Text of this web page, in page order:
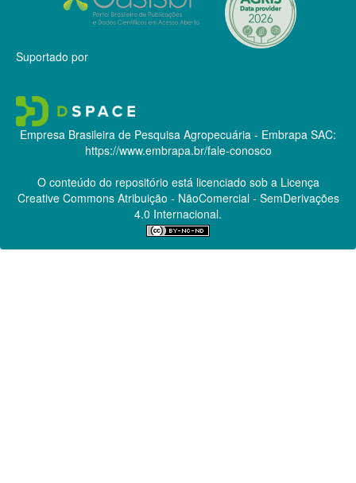
Suportado por
Empresa Brasileira de Pesquisa Agropecuária - Embrapa SAC:
https://www.embrapa.br/fale-conosco
O conteúdo do repositório está licenciado sob a Licença
Creative CommonsAtribuição - NãoComercial - SemDerivações
4.0 Internacional.